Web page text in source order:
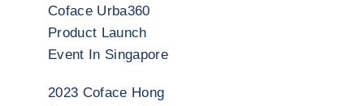
Coface Urba360
Product Launch
Event In Singapore
2023 Coface Hong